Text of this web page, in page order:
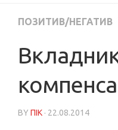
ПОЗИТИВ/НЕГАТИВ
BY ПІК · 22.08.2014